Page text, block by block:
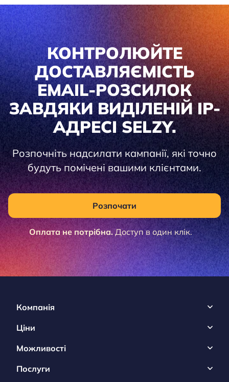
КОНТРОЛЮЙТЕ
ДОСТАВЛЯЄМІСТЬ
EMAIL-РОЗСИЛОК
ЗАВДЯКИ ВИДІЛЕНІЙ IP-
АДРЕСІ SELZY.
Розпочніть надсилати кампанії, які точно
будуть помічені вашими клієнтами.
Розпочати
Оплата не потрібна.Доступ в один клік.
Компанія
Ціни
Можливості
Послуги